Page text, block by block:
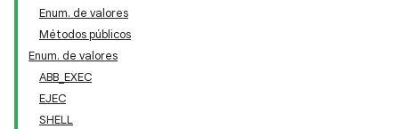
Enum. de valores
Métodos públicos
Enum. de valores
ABB_EXEC
EJEC
SHELL